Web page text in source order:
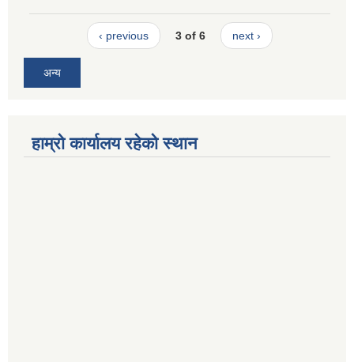
‹ previous 3 of 6 next ›
अन्य
हाम्रो कार्यालय रहेको स्थान